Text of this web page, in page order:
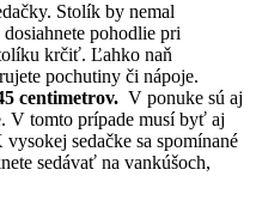
Stolík by nemal
pohodlie pri
krčiť. Ľahko naň
pochutiny či nápoje.
centimetrov. V ponuke sú aj
V tomto prípade musí byť aj
sedačke sa spomínané
sedávať na vankúšoch,